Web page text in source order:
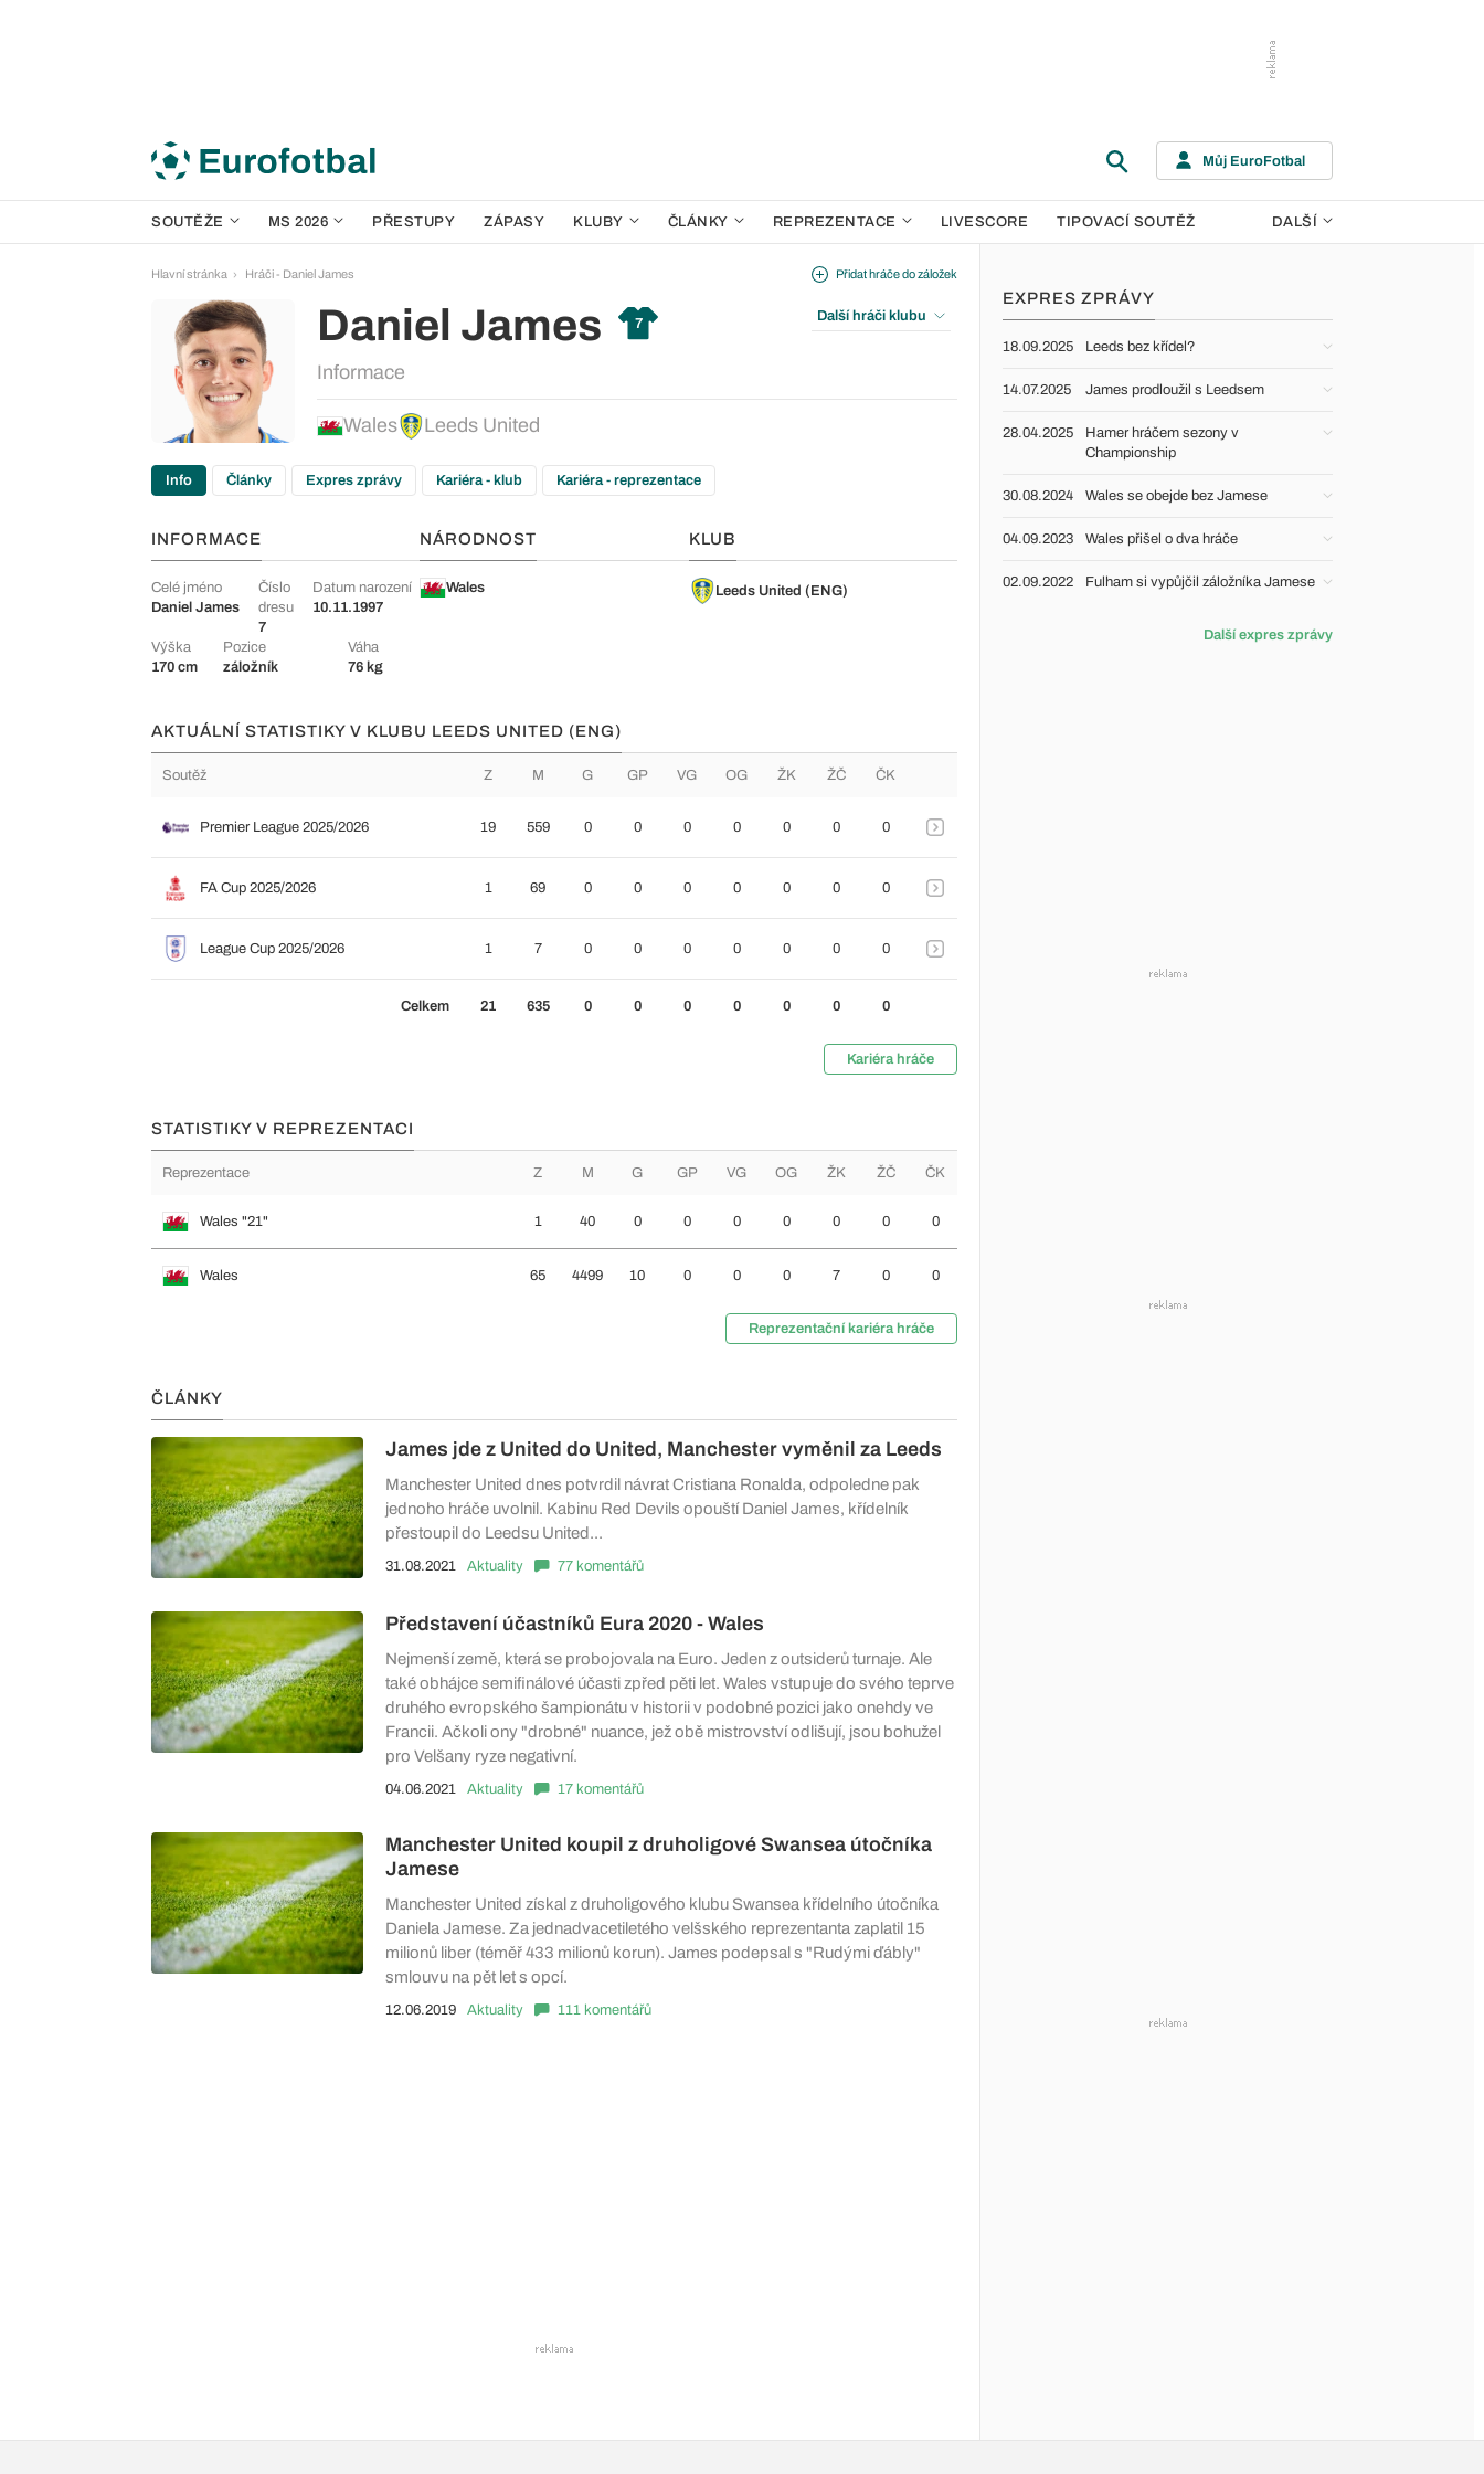
Můj EuroFotbal
SOUTĚŽE MS 2026 PŘESTUPY ZÁPASY KLUBY ČLÁNKY REPREZENTACE LIVESCORE TIPOVACÍ SOUTĚŽ DALŠÍ
Hlavní stránka Hráči - Daniel James
Daniel James 7
Informace
Wales Leeds United
Přidat hráče do záložek
Další hráči klubu
Info Články Expres zprávy Kariéra - klub Kariéra - reprezentace
INFORMACE
Celé jméno
Daniel James
Číslo
dresu
7
Datum narození
10.11.1997
Výška
170 cm
Pozice
záložník
Váha
76 kg
NÁRODNOST
Wales
KLUB
Leeds United (ENG)
AKTUÁLNÍ STATISTIKY V KLUBU LEEDS UNITED (ENG)
Soutěž Z M G GP VG OG ŽK ŽČ ČK
Premier League 2025/2026 19 559 0 0 0 0 0 0 0
FA Cup 2025/2026 1 69 0 0 0 0 0 0 0
League Cup 2025/2026 1 7 0 0 0 0 0 0 0
Celkem 21 635 0 0 0 0 0 0 0
Kariéra hráče
STATISTIKY V REPREZENTACI
Reprezentace Z M G GP VG OG ŽK ŽČ ČK
Wales "21" 1 40 0 0 0 0 0 0 0
Wales 65 4499 10 0 0 0 7 0 0
Reprezentační kariéra hráče
ČLÁNKY
James jde z United do United, Manchester vyměnil za Leeds
Manchester United dnes potvrdil návrat Cristiana Ronalda, odpoledne pak
jednoho hráče uvolnil. Kabinu Red Devils opouští Daniel James, křídelník
přestoupil do Leedsu United...
31.08.2021 Aktuality 77 komentářů
Představení účastníků Eura 2020 - Wales
Nejmenší země, která se probojovala na Euro. Jeden z outsiderů turnaje. Ale
také obhájce semifinálové účasti zpřed pěti let. Wales vstupuje do svého teprve
druhého evropského šampionátu v historii v podobné pozici jako onehdy ve
Francii. Ačkoli ony "drobné" nuance, jež obě mistrovství odlišují, jsou bohužel
pro Velšany ryze negativní.
04.06.2021 Aktuality 17 komentářů
Manchester United koupil z druholigové Swansea útočníka
Jamese
Manchester United získal z druholigového klubu Swansea křídelního útočníka
Daniela Jamese. Za jednadvacetiletého velšského reprezentanta zaplatil 15
milionů liber (téměř 433 milionů korun). James podepsal s "Rudými ďábly"
smlouvu na pět let s opcí.
12.06.2019 Aktuality 111 komentářů
EXPRES ZPRÁVY
18.09.2025 Leeds bez křídel?
14.07.2025 James prodloužil s Leedsem
28.04.2025
Hamer hráčem sezony v
Championship
30.08.2024 Wales se obejde bez Jamese
04.09.2023 Wales přišel o dva hráče
02.09.2022 Fulham si vypůjčil záložníka Jamese
Další expres zprávy